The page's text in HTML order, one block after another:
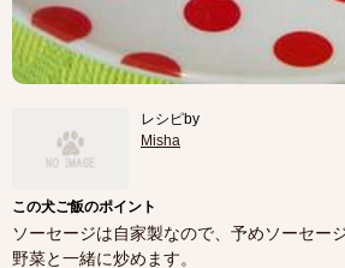
レシピby
Misha
この犬ご飯のポイント
ソーセージは自家製なので、予めソーセー
野菜と一緒に炒めます。